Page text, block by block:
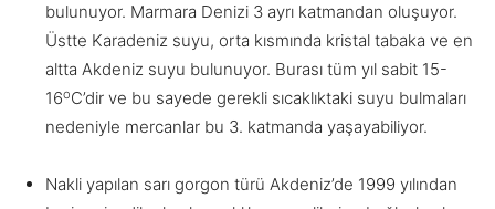
bulunuyor. Marmara Denizi 3 ayrı katmandan oluşuyor.
Üstte Karadeniz suyu, orta kısmında kristal tabaka ve en
altta Akdeniz suyu bulunuyor. Burası tüm yıl sabit 15-
16oC’dir ve bu sayede gerekli sıcaklıktaki suyu bulmaları
nedeniyle mercanlar bu 3. katmanda yaşayabiliyor.
Nakli yapılan sarı gorgon türü Akdeniz’de 1999 yılından